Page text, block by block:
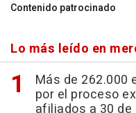
Contenido patrocinado
Lo más leído en
Más de 262.000
por el proceso